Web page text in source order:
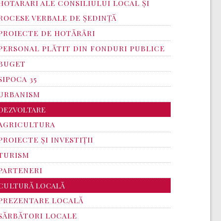
ALE CONSILIULUI LOCAL ȘI
VERBALE DE ȘEDINȚĂ
DE HOTĂRÂRI
PLĂTIT DIN FONDURI PUBLICE
35
ȘI INVESTIȚII
LOCALĂ
LOCALĂ
LOCALE